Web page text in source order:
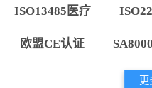
ISO13485医疗
欧盟CE认证
更